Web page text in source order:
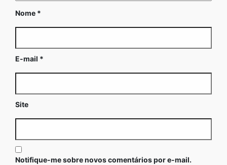
Nome *
E-mail *
Site
Notifique-me sobre novos comentários por e-mail.